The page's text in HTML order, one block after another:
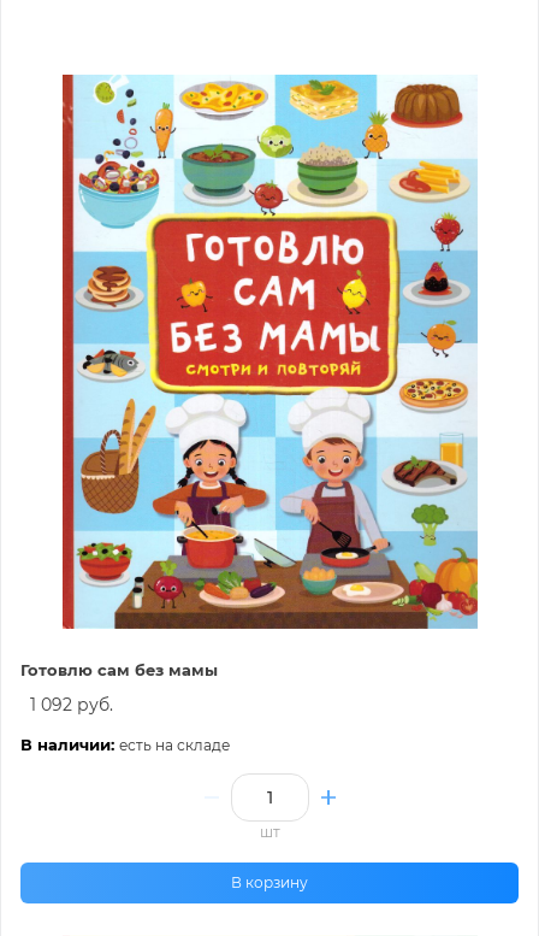
Готовлю сам без мамы
1 092 руб.
В наличии: есть на складе
шт
В корзину